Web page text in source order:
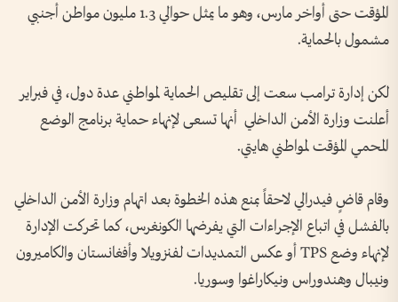
المؤقت حتى أواخر مارس، وهو ما يمثل حوالي 1.3 مليون مواطن أجنبي
مشمول بالحماية.
لكن إدارة ترامب سعت إلى تقليص الحماية لمواطني عدة دول، في فبراير
أعلنت وزارة الأمن الداخلي أنها تسعى لإنهاء حماية برنامج الوضع
المحمي المؤقت لمواطني هايتي.
وقام قاضٍ فيدرالي لاحقاً بمنع هذه الخطوة بعد اتهام وزارة الأمن الداخلي
بالفشل في اتباع الإجراءات التي يفرضها الكونغرس، كما تحركت الإدارة
لإنهاء وضع TPS أو عكس التمديدات لفنزويلا وأفغانستان والكاميرون
ونيبال وهندوراس ونيكاراغوا وسوريا.